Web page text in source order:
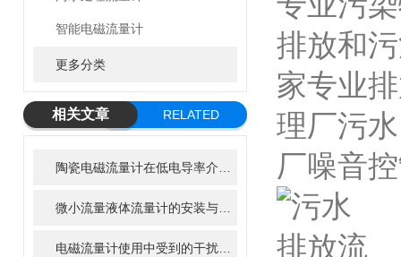
智能电磁流量计
更多分类
相关文章
RELATED
排放和
家专业
理厂污
厂噪音